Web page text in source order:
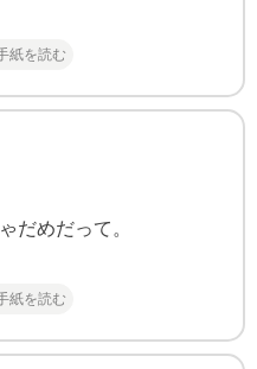
紙を読む
だめだって。
紙を読む